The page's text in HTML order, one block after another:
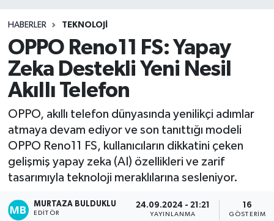
HABERLER TEKNOLOJI
OPPO Reno11 FS: Yapay
Zeka Destekli Yeni Nesil
Akıllı Telefon
OPPO, akıllı telefon dünyasında yenilikçi adımlar
atmaya devam ediyor ve son tanıttığı modeli
OPPO Reno11 FS, kullanıcıların dikkatini çeken
gelişmiş yapay zeka (AI) özellikleri ve zarif
tasarımıyla teknoloji meraklılarına sesleniyor.
MURTAZA BULDUKLU
EDITÖR
24.09.2024 - 21:21
YAYINLANMA
16
GÖSTERIM
Eğitim
Siyaset
Kadın
Magazin
Tüm Manşetler
Son Dakika Haberleri